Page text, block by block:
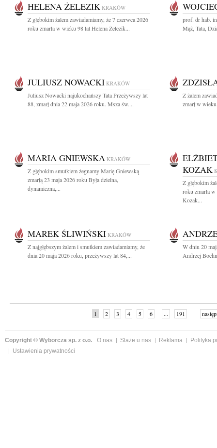
HELENA ŻELEZIK KRAKÓW
Z głębokim żalem zawiadamiamy, że 7 czerwca 2026
roku zmarła w wieku 98 lat Helena Żelezik...
prof. dr hab.
Mąż, Tata,
JULIUSZ NOWACKI KRAKÓW
Juliusz Nowacki najukochańszy Tata Przeżywszy lat
88, zmarł dnia 22 maja 2026 roku. Msza św....
Z żalem
zmarł w
MARIA GNIEWSKA KRAKÓW
Z głębokim smutkiem żegnamy Marię Gniewską
zmarłą 23 maja 2026 roku Była dzielna,
dynamiczna,...
KOZAK
Z głębokim
roku zmarła
Kozak...
MAREK ŚLIWIŃSKI KRAKÓW
Z najgłębszym żalem i smutkiem zawiadamiamy, że
dnia 20 maja 2026 roku, przeżywszy lat 84,...
W dniu 20
Andrzej
1 2 3 4 5 6 ... 191
Copyright © Wyborcza sp. z o.o. O nas Staże u nas Reklama
Polityka
Ustawienia prywatności